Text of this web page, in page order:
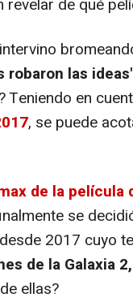
de qué
robaron las
Teniendo en
, se puede
de la película
se
2017 cuyo
de la Galaxia
ellas?